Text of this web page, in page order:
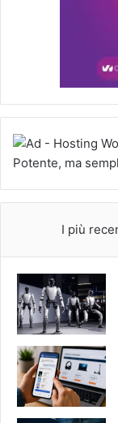
I più